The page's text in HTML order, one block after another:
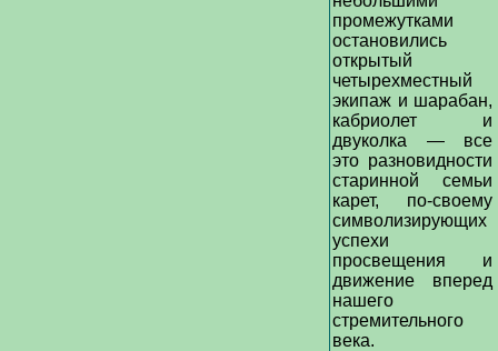
промежутками
остановились
открытый
четырехместный
экипаж и шарабан,
кабриолет и
двуколка — все
это разновидности
старинной семьи
карет, по-своему
символизирующих
успехи
просвещения и
движение вперед
нашего
стремительного
века.